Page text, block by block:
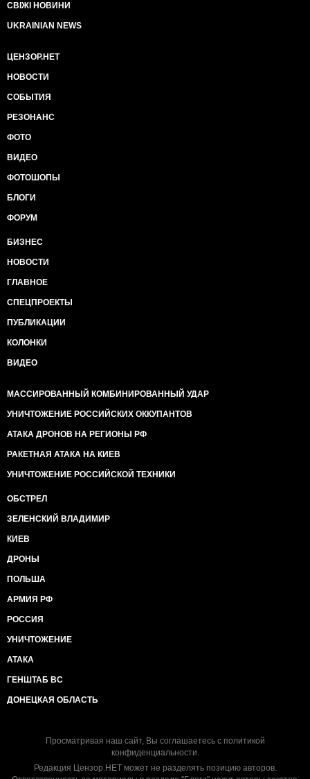
СВІЖІ НОВИНИ
UKRAINIAN NEWS
ЦЕНЗОР.НЕТ
НОВОСТИ
СОБЫТИЯ
РЕЗОНАНС
ФОТО
ВИДЕО
ФОТОШОПЫ
БЛОГИ
ФОРУМ
БИЗНЕС
НОВОСТИ
ГЛАВНОЕ
СПЕЦПРОЕКТЫ
ПУБЛИКАЦИИ
КОЛОНКИ
ВИДЕО
МАССИРОВАННЫЙ КОМБИНИРОВАННЫЙ УДАР
УНИЧТОЖЕНИЕ РОССИЙСКИХ ОККУПАНТОВ
АТАКА ДРОНОВ НА РЕГИОНЫ РФ
РАКЕТНАЯ АТАКА НА КИЕВ
УНИЧТОЖЕНИЕ РОССИЙСКОЙ ТЕХНИКИ
ОБСТРЕЛ
ЗЕЛЕНСКИЙ ВЛАДИМИР
КИЕВ
ДРОНЫ
ПОЛЬША
АРМИЯ РФ
РОССИЯ
УНИЧТОЖЕНИЕ
АТАКА
ГЕНШТАБ ВС
ДОНЕЦКАЯ ОБЛАСТЬ
Просматривая наш сайт, Вы соглашаетесь с политикой
конфиденциальности.
Редакция Цензор.НЕТ может не разделять позицию авторов.